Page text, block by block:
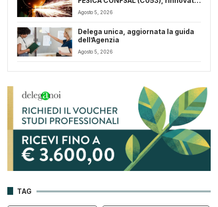
il CCNL 2026-2029: rafforzate
tutele e flessibilità organizzativa
Agosto 5, 2026
Delega unica, aggiornata la guida
dell’Agenzia
Agosto 5, 2026
TAG